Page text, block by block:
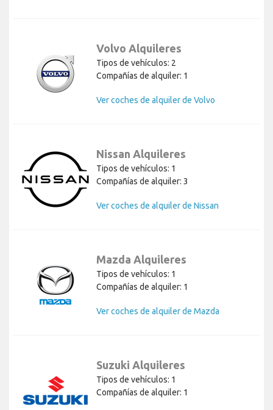
Volvo Alquileres
Tipos de vehículos: 2
Compañías de alquiler: 1
Ver coches de alquiler de Volvo
Nissan Alquileres
Tipos de vehículos: 1
Compañías de alquiler: 3
Ver coches de alquiler de Nissan
Mazda Alquileres
Tipos de vehículos: 1
Compañías de alquiler: 1
Ver coches de alquiler de Mazda
Suzuki Alquileres
Tipos de vehículos: 1
Compañías de alquiler: 1